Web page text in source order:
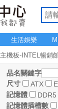
生活娛樂
主機板-INTEL暢銷
品名關鍵字
尺寸
ATX
記憶體
DDR5
記憶體插槽數